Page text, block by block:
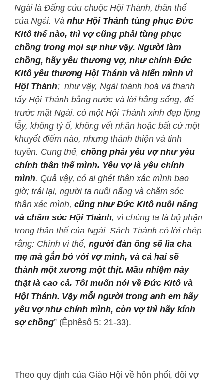
Ngài là Đấng cứu chuộc Hội Thánh, thân thể
của Ngài. Và như Hội Thánh tùng phục Đức
Kitô thế nào, thì vợ cũng phải tùng phục
chồng trong mọi sự như vậy. Người làm
chồng, hãy yêu thương vợ, như chính Đức
Kitô yêu thương Hội Thánh và hiến mình vì
Hội Thánh; như vậy, Ngài thánh hoá và thanh
tẩy Hội Thánh bằng nước và lời hằng sống, để
trước mặt Ngài, có một Hội Thánh xinh đẹp lộng
lẫy, không tỳ ố, không vết nhăn hoặc bất cứ một
khuyết điểm nào, nhưng thánh thiện và tinh
tuyền. Cũng thế, chồng phải yêu vợ như yêu
chính thân thể mình. Yêu vợ là yêu chính
mình. Quả vậy, có ai ghét thân xác mình bao
giờ; trái lại, người ta nuôi nấng và chăm sóc
thân xác mình, cũng như Đức Kitô nuôi nấng
và chăm sóc Hội Thánh, vì chúng ta là bộ phận
trong thân thể của Ngài. Sách Thánh có lời chép
rằng: Chính vì thế, người đàn ông sẽ lìa cha
mẹ mà gắn bó với vợ mình, và cả hai sẽ
thành một xương một thịt. Mầu nhiệm này
thật là cao cả. Tôi muốn nói về Đức Kitô và
Hội Thánh. Vậy mỗi người trong anh em hãy
yêu vợ như chính mình, còn vợ thì hãy kính
sợ chồng” (Êphêsô 5: 21-33).
Theo quy định của Giáo Hội về hôn phối, đôi vợ